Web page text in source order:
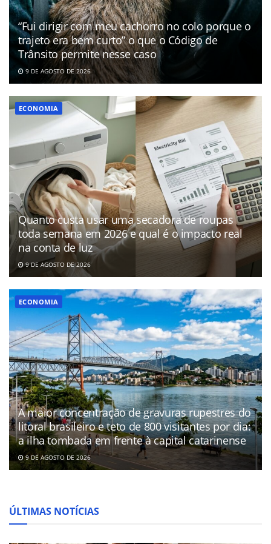
“Fui dirigir com meu cachorro no colo porque o
trajeto era bem curto” o que o Código de
Trânsito permite nesse caso
9 DE AGOSTO DE 2026
ECONOMIA
Quanto custa usar uma secadora de roupas
toda semana em 2026 e qual é o impacto real
na conta de luz
9 DE AGOSTO DE 2026
ECONOMIA
A maior concentração de gravuras rupestres do
litoral brasileiro e teto de 800 visitantes por dia:
a ilha tombada em frente à capital catarinense
9 DE AGOSTO DE 2026
ÚLTIMAS NOTÍCIAS